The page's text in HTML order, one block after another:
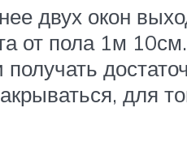
двух окон
от пола 1м
для